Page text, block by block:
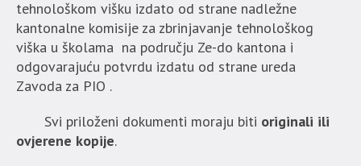
tehnološkom višku izdato od strane nadležne
kantonalne komisije za zbrinjavanje tehnološkog
viška u školama na području Ze-do kantona i
odgovarajuću potvrdu izdatu od strane ureda
Zavoda za PIO .
Svi priloženi dokumenti moraju biti originali ili
ovjerene kopije.